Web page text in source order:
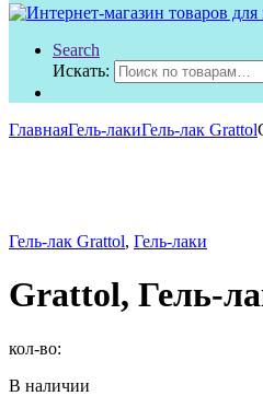
Search
Искать:
ГлавнаяГель-лакиГель-лак Grattol
Гель-лак Grattol, Гель-лаки
Grattol, Гель-
кол-во:
В наличии